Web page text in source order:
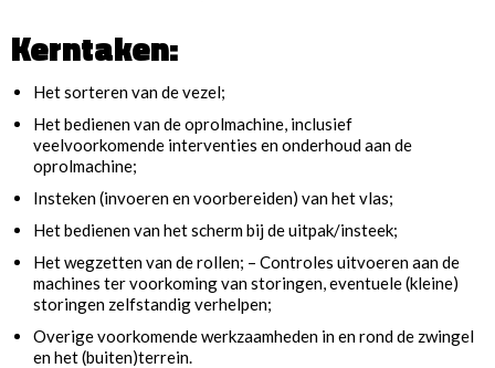
Kerntaken:
Het sorteren van de vezel;
Het bedienen van de oprolmachine, inclusief
veelvoorkomende interventies en onderhoud aan de
oprolmachine;
Insteken (invoeren en voorbereiden) van het vlas;
Het bedienen van het scherm bij de uitpak/insteek;
Het wegzetten van de rollen; – Controles uitvoeren aan de
machines ter voorkoming van storingen, eventuele (kleine)
storingen zelfstandig verhelpen;
Overige voorkomende werkzaamheden in en rond de zwingel
en het (buiten)terrein.